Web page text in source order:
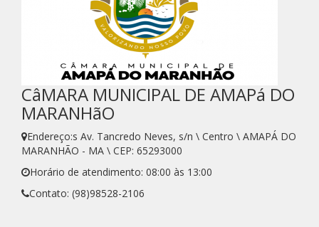
CâMARA MUNICIPAL DE AMAPá DO
MARANHãO
Endereço:s Av. Tancredo Neves, s/n \ Centro \ AMAPÁ DO
MARANHÃO - MA \ CEP: 65293000
Horário de atendimento: 08:00 às 13:00
Contato: (98)98528-2106